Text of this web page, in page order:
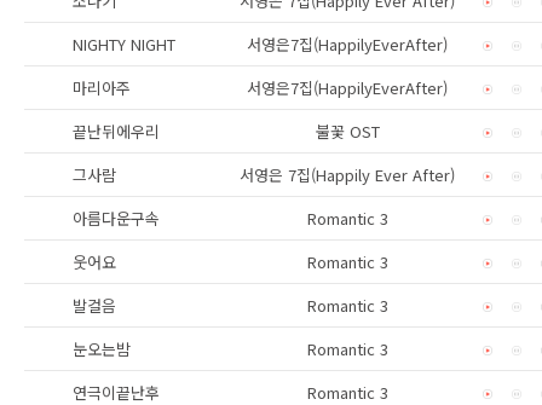
NIGHTY NIGHT
서영은7집(HappilyEverAfter)
마리아주
서영은7집(HappilyEverAfter)
끝난뒤에우리
불꽃 OST
그사람
서영은 7집(Happily Ever After)
아름다운구속
Romantic 3
웃어요
Romantic 3
발걸음
Romantic 3
눈오는밤
Romantic 3
연극이끝난후
Romantic 3